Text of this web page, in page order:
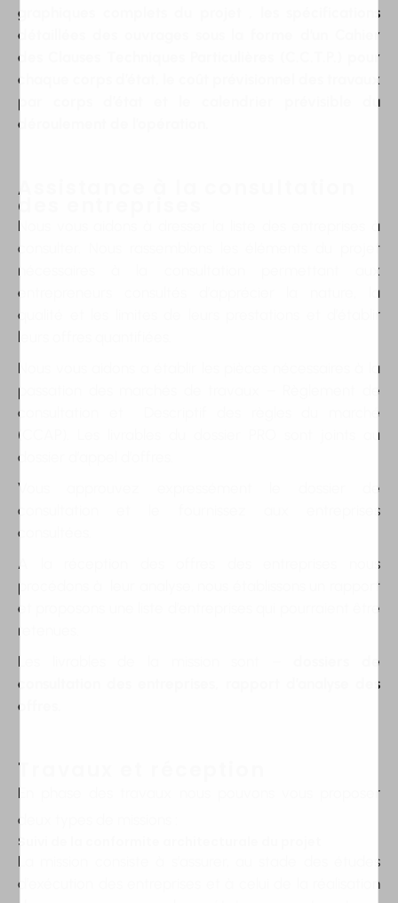
graphiques complets du projet , les spécifications
détaillées des ouvrages sous la forme d’un Cahier
des Clauses Techniques Particulières (C.C.T.P.) pour
chaque corps d’état, le coût prévisionnel des travaux
par corps d’état et le calendrier prévisible du
déroulement de l’opération.
Assistance à la consultation
des entreprises
Nous vous aidons à dresser la liste des entreprises à
consulter. Nous rassemblons les éléments du projet
nécessaires à la consultation permettant aux
entrepreneurs consultés d’apprécier la nature, la
qualité et les limites de leurs prestations et d’établir
leurs offres quantifiées.
Nous vous aidons a établir les pièces nécessaires à la
passation des marchés de travaux – Règlement de
consultation et Descriptif des règles du marché
(CCAP). Les livrables du dossier PRO sont joints au
dossier d’appel d’offres.
Vous approuvez expressément le dossier de
consultation et le fournissez aux entreprises
consultées.
A la réception des offres des entreprises nous
procédons à leur analyse, nous établissons un rapport
et proposons une liste d’entreprises qui pourraient être
retenues.
Les livrables de la mission sont –
dossiers de
consultation des entreprises, rapport d’analyse des
offres.
Travaux et réception
En phase des travaux nous pouvons vous proposer
deux types de missions :
Suivi de la conformite architecturale du projet
La mission consiste à s’assurer, au stade des études
d’exécution des entreprises et à celui de la réalisation